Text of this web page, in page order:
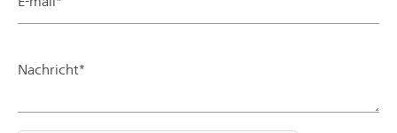
Nachricht*